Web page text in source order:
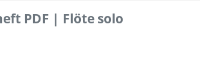
PDF | Flöte solo